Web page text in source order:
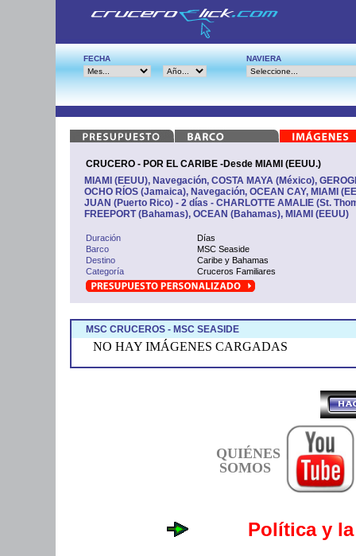
FECHA NAVIERA
CRUCERO - POR EL CARIBE -Desde MIAMI (EEUU.)
MIAMI (EEUU), Navegación, COSTA MAYA (México),
OCHO RÍOS (Jamaica), Navegación, OCEAN CAY, MIAMI
JUAN (Puerto Rico) - 2 días - CHARLOTTE AMALIE (St.
FREEPORT (Bahamas), OCEAN (Bahamas), MIAMI (EEUU)
Duración
Días
Barco
MSC Seaside
Destino
Caribe y Bahamas
Categoría
Cruceros Familiares
MSC CRUCEROS - MSC SEASIDE
NO HAY IMÁGENES CARGADAS
QUIÉNES
SOMOS
Política y